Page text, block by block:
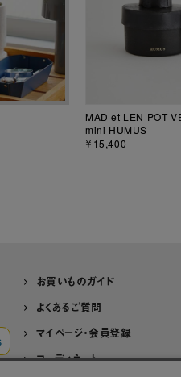
MAD et LEN POT
mini HUMUS
￥15,400
お買いものガイド
よくあるご質問
マイページ・会員登録
コーディネート